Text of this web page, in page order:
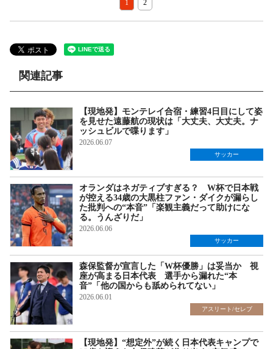
1 2
関連記事
【現地発】モンテレイ合宿・練習4日目にして姿
を見せた遠藤航の現状は「大丈夫、大丈夫。ナ
ッシュビルで喋ります」
2026.06.07
サッカー
オランダはネガティブすぎる？ W杯で日本戦
が控える34歳の大黒柱ファン・ダイクが漏らし
た批判への“本音”「楽観主義だって助けにな
る。うんざりだ」
2026.06.06
サッカー
森保監督が宣言した「W杯優勝」は妥当か 視
座が高まる日本代表 選手から漏れた“本
音”「他の国からも舐められてない」
2026.06.01
アスリート/セレブ
【現地発】“想定外”が続く日本代表キャンプで